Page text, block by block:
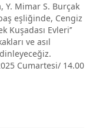
Y. Mimar S. Burçak
eşliğinde, Cengiz
Kuşadası Evleri’’
ve asıl
Cumartesi/ 14.00